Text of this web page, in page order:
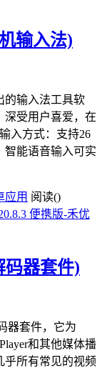
输入法)
的输入法工具软
深受用户喜爱，在
入方式：支持26
智能语音输入可实
应用 阅读()
码器套件)
器套件，它为
和其他媒体播
乎所有常见的视频